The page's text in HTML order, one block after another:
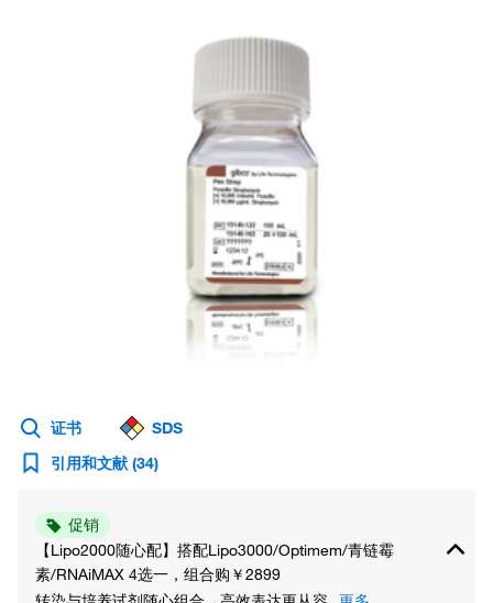
证书
SDS
引用和文献 (34)
促销
【Lipo2000随心配】搭配Lipo3000/Optimem/青链霉
素/RNAiMAX 4选一，组合购￥2899